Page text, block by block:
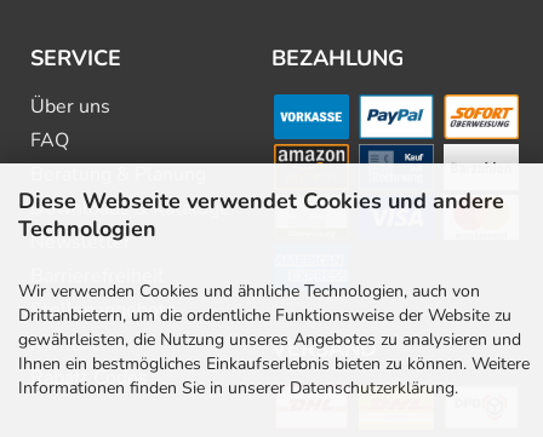
Diese Webseite verwendet Cookies und andere
Technologien
Wir verwenden Cookies und ähnliche Technologien, auch von
Drittanbietern, um die ordentliche Funktionsweise der Website zu
gewährleisten, die Nutzung unseres Angebotes zu analysieren und
Ihnen ein bestmögliches Einkaufserlebnis bieten zu können. Weitere
Informationen finden Sie in unserer Datenschutzerklärung.
SERVICE
Über uns
FAQ
Downloads & Kataloge
Newsletter
Stellenangebote
Kontakt
Rabatt Codes
BEZAHLUNG
VERSAND